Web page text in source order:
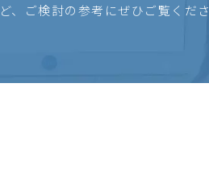
、ご検討の参考にぜひご覧くださ